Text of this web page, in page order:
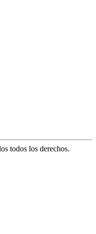
todos los derechos.